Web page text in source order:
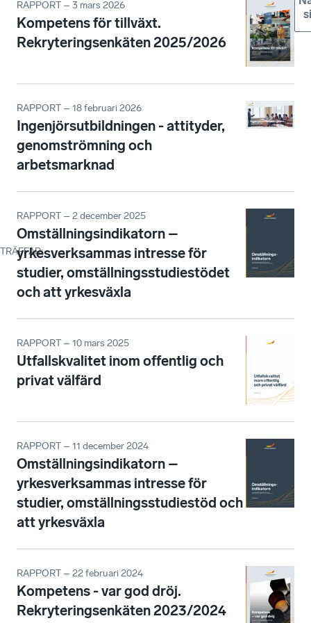
TRÄFFAR:
RAPPORT – 3 mars 2026
Kompetens för tillväxt.
Rekryteringsenkäten 2025/2026
RAPPORT – 18 februari 2026
Ingenjörsutbildningen - attityder,
genomströmning och
arbetsmarknad
RAPPORT – 2 december 2025
Omställningsindikatorn –
yrkesverksammas intresse för
studier, omställningsstudiestödet
och att yrkesväxla
RAPPORT – 10 mars 2025
Utfallskvalitet inom offentlig och
privat välfärd
RAPPORT – 11 december 2024
Omställningsindikatorn –
yrkesverksammas intresse för
studier, omställningsstudiestöd och
att yrkesväxla
RAPPORT – 22 februari 2024
Kompetens - var god dröj.
Rekryteringsenkäten 2023/2024